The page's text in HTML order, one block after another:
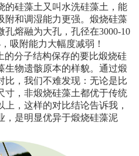
硅藻土又叫水洗硅藻土， 能
附和调湿能力更强。煅烧硅藻
孔熔融为大孔，孔径在3000-10
吸附能力大幅度减弱！
的分子结构保存的要比煅烧硅
物遗骸原本的样貌。 通过煅
比，我们不难发现：无论是比
寸，非煅烧硅藻土都优于传统
上 ， 这样的对比结论告诉我，
， 是明显优异于煅烧硅藻泥